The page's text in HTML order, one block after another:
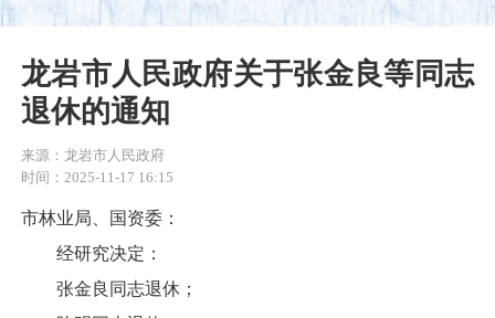
龙岩市人民政府关于张金良等同志
退休的通知
来源：龙岩市人民政府
时间：2025-11-17 16:15
市林业局、国资委：
经研究决定：
张金良同志退休；